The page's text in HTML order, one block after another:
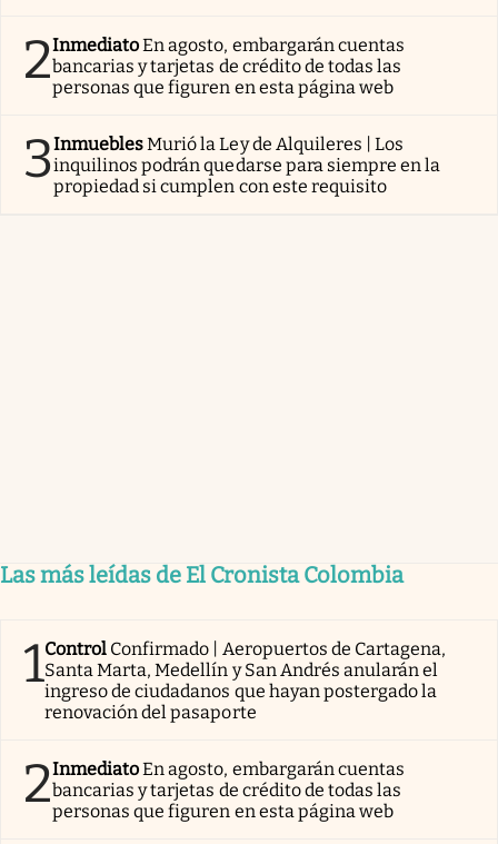
2InmediatoEn agosto, embargarán cuentas
bancarias y tarjetas de crédito de todas las
personas que figuren en esta página web
3InmueblesMurió la Ley de Alquileres | Los
inquilinos podrán quedarse para siempre en la
propiedad si cumplen con este requisito
Las más leídas de El Cronista Colombia
1Control Confirmado | Aeropuertos de Cartagena,
Santa Marta, Medellín y San Andrés anularán el
ingreso de ciudadanos que hayan postergado la
renovación del pasaporte
2InmediatoEn agosto, embargarán cuentas
bancarias y tarjetas de crédito de todas las
personas que figuren en esta página web